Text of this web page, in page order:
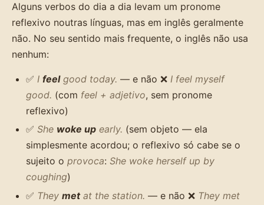
Alguns verbos do dia a dia levam um pronome
reflexivo noutras línguas, mas em inglês geralmente
não. No seu sentido mais frequente, o inglês não usa
nenhum:
✅ I feelgood today. — e não ❌ I feel myself
good. (com feel + adjetivo, sem pronome
reflexivo)
✅ She woke up early. (sem objeto — ela
simplesmente acordou; o reflexivo só cabe se o
sujeito o provoca: She woke herself up by
coughing)
✅ They metat the station. — e não ❌ They met